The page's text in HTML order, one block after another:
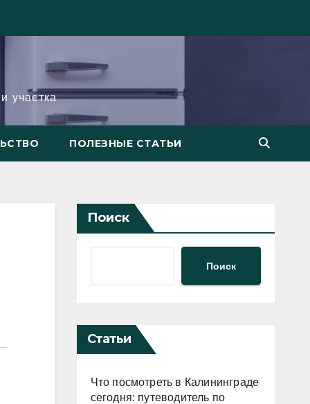
участка
ПОЛЕЗНЫЕ СТАТЬИ
Поиск
Поиск
Статьи
Что посмотреть в Калининграде
сегодня: путеводитель по